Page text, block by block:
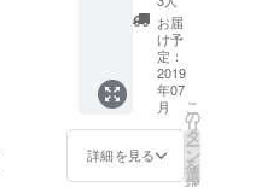
ザー名
を掲載
いたし
ます。
ご了承
くださ
い。
す。 ※
グッズ
のお色
などは
お選び
いただ
ん。 ※
支援
ー能
登輪島
塩（石
川県能
登町）
ー伝
書鳩オ
リジナ
・お礼
のメー
ルに加
えて、
下記を
お届け
しま
す。
＞ ・伝
所鳩か
ら感謝
の気持
ちが
メール
で届き
ます。
・ウェ
お届
け予
定：
2019
年07
月
詳細を見る
こ
の
リ
タ
ー
ン
を
選